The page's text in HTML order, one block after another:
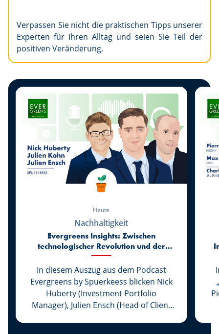
Verpassen Sie nicht die praktischen Tipps unserer
Experten für Ihren Alltag und seien Sie Teil der
positiven Veränderung.
Heute
Nachhaltigkeit
Evergreens Insights: Zwischen
technologischer Revolution und der
Rückkehr zur Realität der Märkte
In diesem Auszug aus dem Podcast
Evergreens by Spuerkeess blicken Nick
Huberty (Investment Portfolio
Manager), Julien Ensch (Head of Client